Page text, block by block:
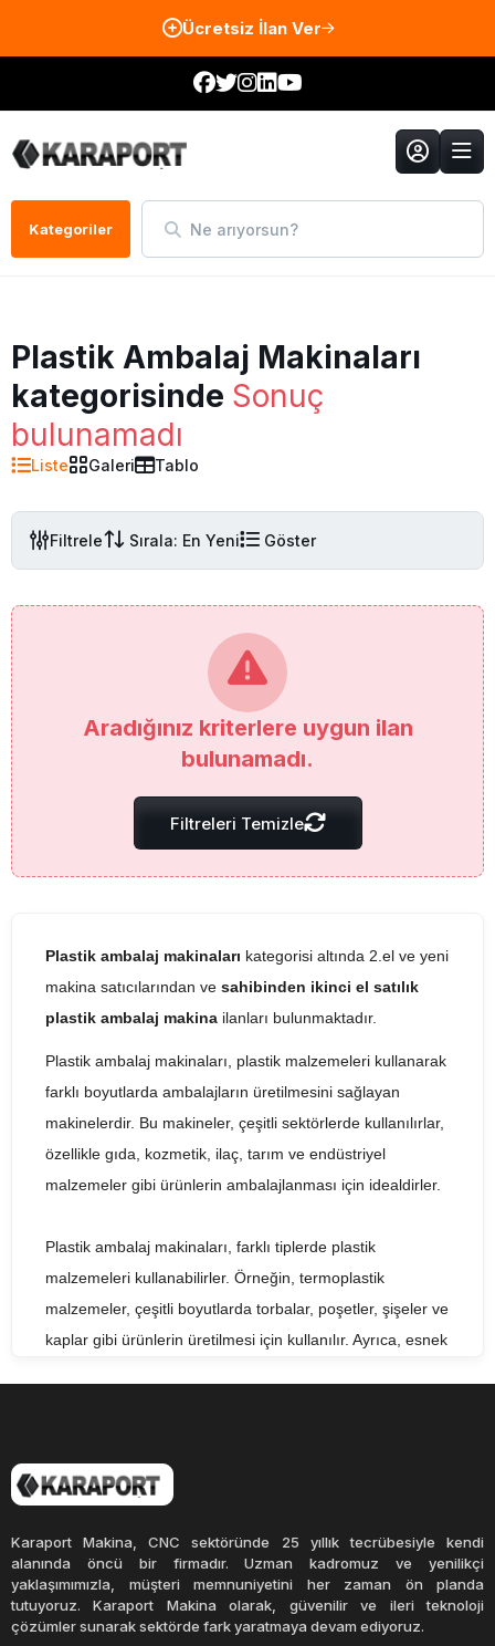
Ücretsiz İlan Ver
Kategoriler Ne arıyorsun?
Plastik Ambalaj Makinaları
kategorisinde Sonuç
bulunamadı
Liste Galeri Tablo
Filtrele Sırala: En Yeni Göster
Aradığınız kriterlere uygun ilan
bulunamadı.
Filtreleri Temizle
Plastik ambalaj makinaları kategorisi altında 2.el ve yeni
makina satıcılarından ve sahibinden ikinci el satılık
plastik ambalaj makina ilanları bulunmaktadır.
Plastik ambalaj makinaları, plastik malzemeleri kullanarak
farklı boyutlarda ambalajların üretilmesini sağlayan
makinelerdir. Bu makineler, çeşitli sektörlerde kullanılırlar,
özellikle gıda, kozmetik, ilaç, tarım ve endüstriyel
malzemeler gibi ürünlerin ambalajlanması için idealdirler.
Plastik ambalaj makinaları, farklı tiplerde plastik
malzemeleri kullanabilirler. Örneğin, termoplastik
malzemeler, çeşitli boyutlarda torbalar, poşetler, şişeler ve
kaplar gibi ürünlerin üretilmesi için kullanılır. Ayrıca, esnek
Plastik ambalaj makinaları, farklı işlemleri gerçekleştirirler.
Örneğin, termoform makineleri, termoplastik
Bu makineler, plastik malzemeyi ısıtarak, bir kalıba
basarak ve son olarak soğutarak şekillendirirler. Plastik
şişe üretim makineleri, plastik hamurunun enjeksiyon
Karaport Makina, CNC sektöründe 25 yıllık tecrübesiyle kendi
alanında öncü bir firmadır. Uzman kadromuz ve yenilikçi
yaklaşımımızla, müşteri memnuniyetini her zaman ön planda
tutuyoruz. Karaport Makina olarak, güvenilir ve ileri teknoloji
çözümler sunarak sektörde fark yaratmaya devam ediyoruz.